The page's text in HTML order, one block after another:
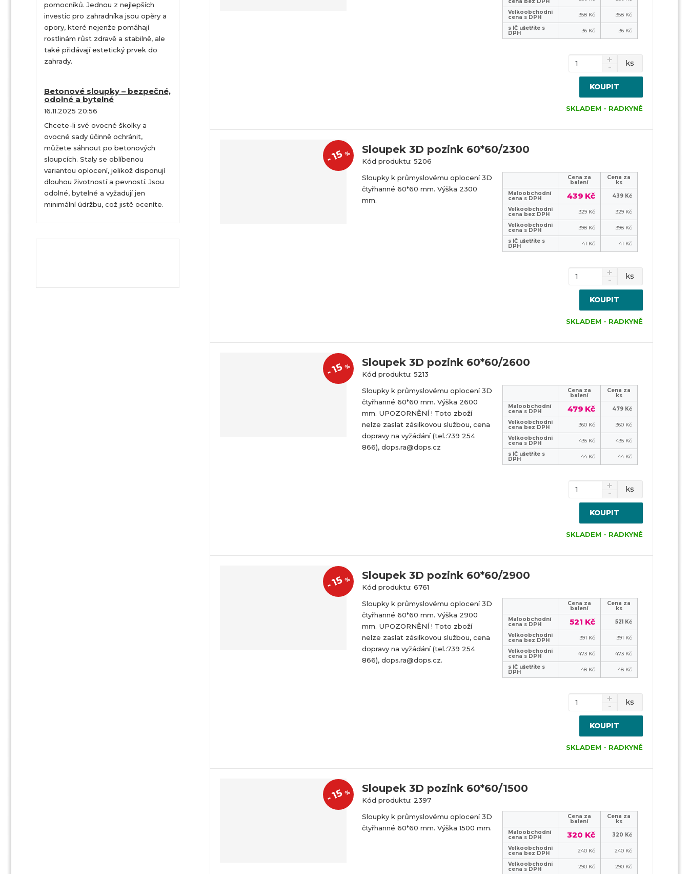
v
ý
p
s
v
s
cena bez DPH
Velkoobchodní
cena s DPH 358 Kč
358 Kč
s IČ ušetříte s
DPH 36 Kč 36 Kč
ks
KOUPIT
SKLADEM - RADKYNĚ
Sloupek 3D pozink 60*60/2300
Kód produktu: 5206
-
15%
Sloupky k průmyslovému oplocení 3D
čtyřhanné 60*60 mm. Výška 2300
mm.
Cena za
balení
Cena za
ks
Maloobchodní
cena s DPH 439 Kč
439 Kč
Velkoobchodní
cena bez DPH 329 Kč
329 Kč
Velkoobchodní
cena s DPH 398 Kč
398 Kč
s IČ ušetříte s
DPH 41 Kč 41 Kč
ks
KOUPIT
SKLADEM - RADKYNĚ
Sloupek 3D pozink 60*60/2600
Kód produktu: 5213
-
15%
Sloupky k průmyslovému oplocení 3D
čtyřhanné 60*60 mm. Výška 2600
mm. UPOZORNĚNÍ ! Toto zboží
nelze zaslat zásilkovou službou, cena
dopravy na vyžádání (tel.:739 254
866), dops.ra@dops.cz
Cena za
balení
Cena za
ks
Maloobchodní
cena s DPH 479 Kč
479 Kč
Velkoobchodní
cena bez DPH 360 Kč
360 Kč
Velkoobchodní
cena s DPH 435 Kč
435 Kč
s IČ ušetříte s
DPH 44 Kč 44 Kč
ks
KOUPIT
SKLADEM - RADKYNĚ
Sloupek 3D pozink 60*60/2900
Kód produktu: 6761
-
15%
Sloupky k průmyslovému oplocení 3D
čtyřhanné 60*60 mm. Výška 2900
mm. UPOZORNĚNÍ ! Toto zboží
nelze zaslat zásilkovou službou, cena
dopravy na vyžádání (tel.:739 254
866), dops.ra@dops.cz.
Cena za
balení
Cena za
ks
Maloobchodní
cena s DPH 521 Kč
521 Kč
Velkoobchodní
cena bez DPH 391 Kč
391 Kč
Velkoobchodní
cena s DPH 473 Kč
473 Kč
s IČ ušetříte s
DPH 48 Kč 48 Kč
ks
KOUPIT
SKLADEM - RADKYNĚ
Sloupek 3D pozink 60*60/1500
Kód produktu: 2397
-
15%
Sloupky k průmyslovému oplocení 3D
čtyřhanné 60*60 mm. Výška 1500 mm.
Cena za
balení
Cena za
ks
Maloobchodní
cena s DPH 320 Kč
320 Kč
Velkoobchodní
cena bez DPH 240 Kč
240 Kč
Velkoobchodní
cena s DPH 290 Kč
290 Kč
pomocníků. Jednou z nejlepších
investic pro zahradníka jsou opěry a
opory, které nejenže pomáhají
rostlinám růst zdravě a stabilně, ale
také přidávají estetický prvek do
zahrady.
Betonové sloupky – bezpečné,
odolné a bytelné
16.11.2025 20:56
Chcete-li své ovocné školky a
ovocné sady účinně ochránit,
můžete sáhnout po betonových
sloupcích. Staly se oblíbenou
variantou oplocení, jelikož disponují
dlouhou životností a pevností. Jsou
odolné, bytelné a vyžadují jen
minimální údržbu, což jistě oceníte.